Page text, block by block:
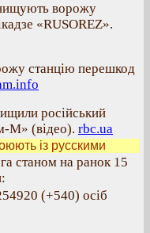
ворожу
«RUSOREZ».
станцію перешкод
російський
М» (відео). rbc.ua
із русскими
станом на ранок 15
(+540) осіб